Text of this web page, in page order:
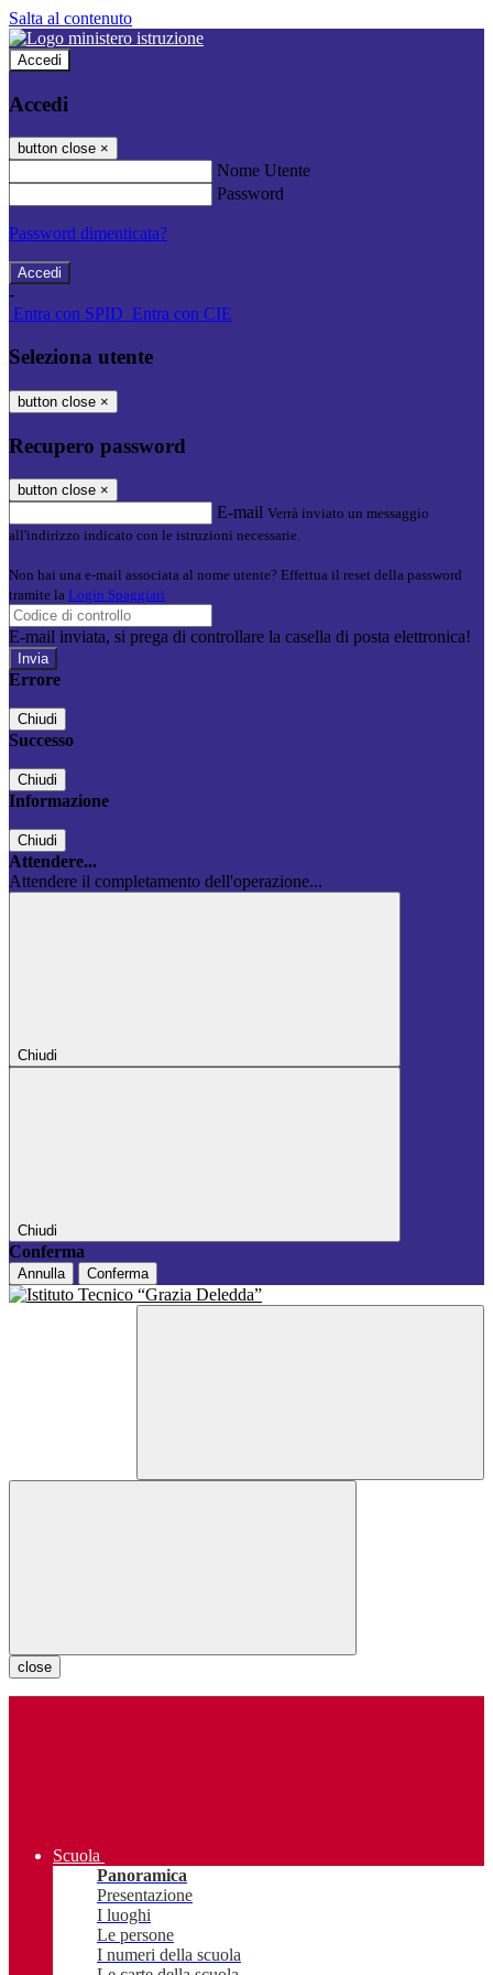
Salta al contenuto
Accedi
Accedi
button close ×
Nome Utente
Password
Password dimenticata?
-
Entra con SPID Entra con CIE
Seleziona utente
button close ×
Recupero password
button close ×
E-mail Verrà inviato un messaggio
all'indirizzo indicato con le istruzioni necessarie.
Non hai una e-mail associata al nome utente? Effettua il reset della password
tramite la Login Spaggiari
E-mail inviata, si prega di controllare la casella di posta elettronica!
Errore
Chiudi
Successo
Chiudi
Informazione
Chiudi
Attendere...
Attendere il completamento dell'operazione...
Chiudi
Chiudi
Conferma
Annulla Conferma
close
Scuola
Panoramica
Presentazione
I luoghi
Le persone
I numeri della scuola